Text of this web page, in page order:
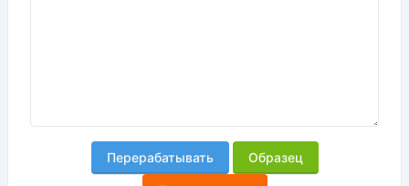
Перерабатывать Образец